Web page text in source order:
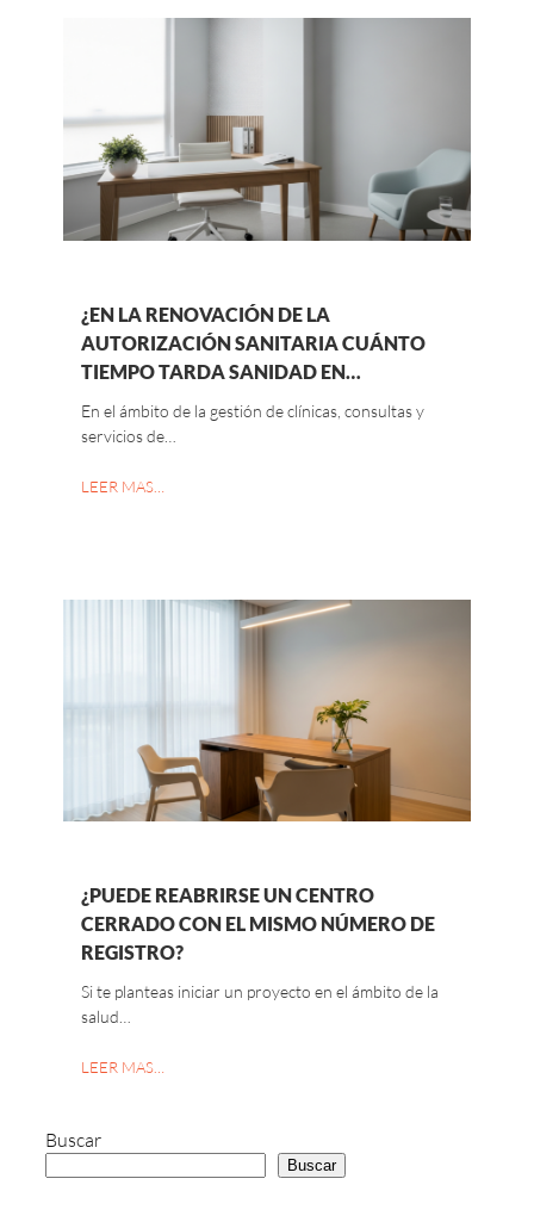
¿EN LA RENOVACIÓN DE LA
AUTORIZACIÓN SANITARIA CUÁNTO
TIEMPO TARDA SANIDAD EN…
En el ámbito de la gestión de clínicas, consultas y
servicios de…
LEER MAS…
¿PUEDE REABRIRSE UN CENTRO
CERRADO CON EL MISMO NÚMERO DE
REGISTRO?
Si te planteas iniciar un proyecto en el ámbito de la
salud…
LEER MAS…
Buscar
Buscar